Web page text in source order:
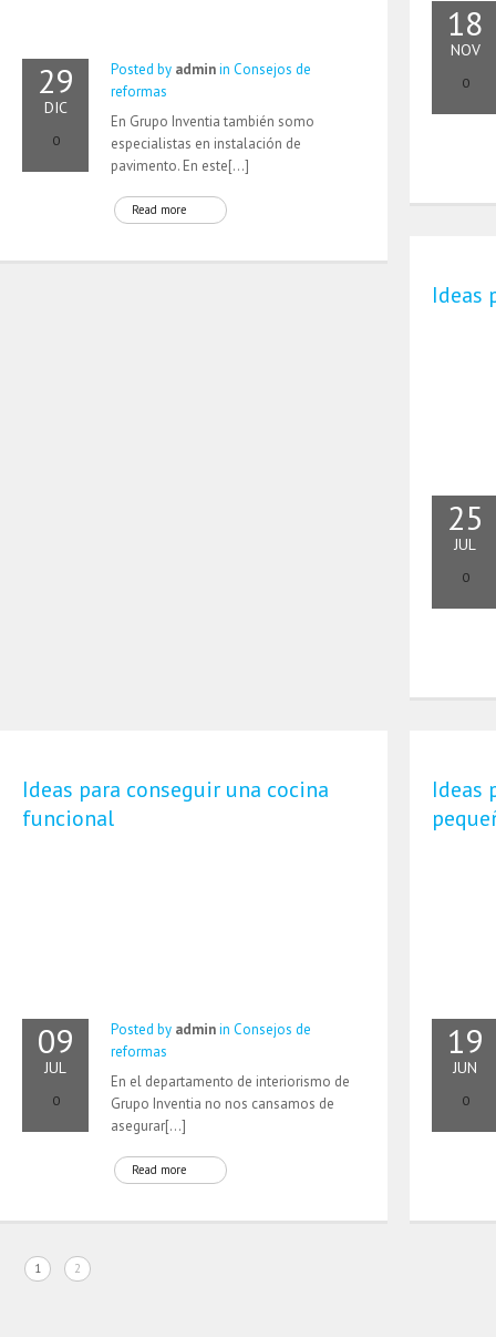
29
DIC
0
Posted by adminin Consejos de
reformas
En Grupo Inventia también somo
especialistas en instalación de
pavimento. En este[…]
Read more
18
NOV
0
Ideas
25
JUL
0
Ideas para conseguir una cocina
funcional
09
JUL
0
Posted by adminin Consejos de
reformas
En el departamento de interiorismo de
Grupo Inventia no nos cansamos de
asegurar[…]
Read more
Ideas
19
JUN
0
1 2